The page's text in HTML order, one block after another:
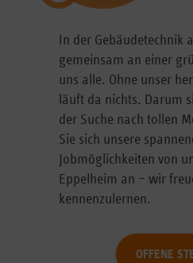
In der Gebäudetechnik
gemeinsam an einer
uns alle. Ohne unser
läuft da nichts. Darum
der Suche nach tollen
Sie sich unsere
Jobmöglichkeiten von
Eppelheim an – wir
kennenzulernen.
OFFENE